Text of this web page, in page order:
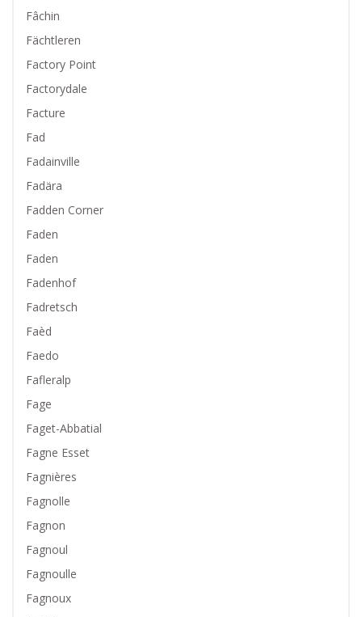
Fâchin
Fächtleren
Factory Point
Factorydale
Facture
Fad
Fadainville
Fadära
Fadden Corner
Faden
Faden
Fadenhof
Fadretsch
Faèd
Faedo
Fafleralp
Fage
Faget-Abbatial
Fagne Esset
Fagnières
Fagnolle
Fagnon
Fagnoul
Fagnoulle
Fagnoux